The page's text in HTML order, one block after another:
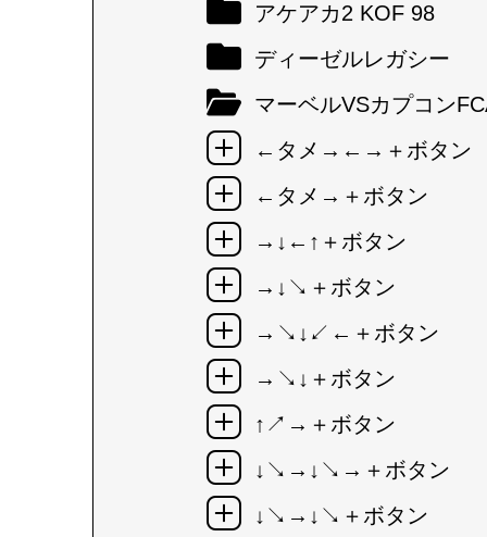
アケアカ2 KOF 98
ディーゼルレガシー
マーベルVSカプコン
←タメ→←→＋ボタン
←タメ→＋ボタン
→↓←↑＋ボタン
→↓↘＋ボタン
→↘↓↙←＋ボタン
→↘↓＋ボタン
↑↗→＋ボタン
↓↘→↓↘→＋ボタン
↓↘→↓↘＋ボタン